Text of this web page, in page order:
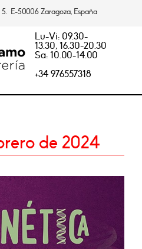
5. E-50006 Zaragoza, España
Lu-Vi: 09.30-
13.30, 16.30-20.30
Sa: 10.00-14.00
+34 976557318
de 2024